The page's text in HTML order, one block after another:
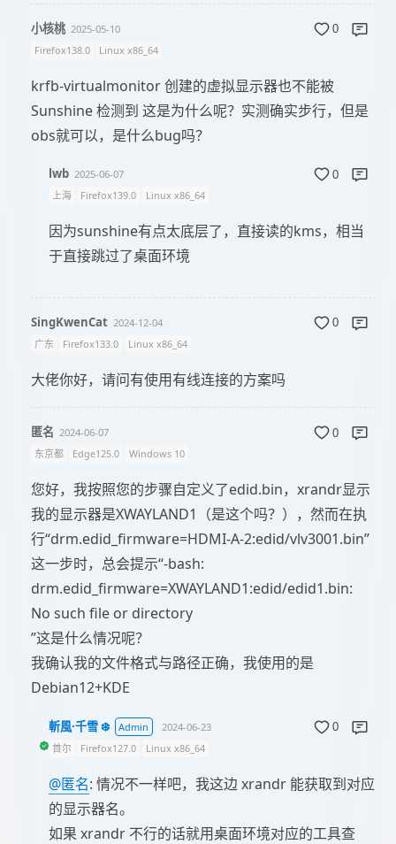
小核桃 2025-05-10
0
Firefox138.0
Linux x86_64
krfb-virtualmonitor 创建的虚拟显示器也不能被
Sunshine 检测到 这是为什么呢？实测确实步行，但是
obs就可以，是什么bug吗？
lwb 2025-06-07
0
上海
Firefox139.0 Linux x86_64
因为sunshine有点太底层了，直接读的kms，相当
于直接跳过了桌面环境
SingKwenCat 2024-12-04
0
广东
Firefox133.0 Linux x86_64
大佬你好，请问有使用有线连接的方案吗
匿名 2024-06-07
0
东京都
Edge125.0 Windows 10
您好，我按照您的步骤自定义了edid.bin，xrandr显示
我的显示器是XWAYLAND1（是这个吗？），然而在执
行“drm.edid_firmware=HDMI-A-2:edid/vlv3001.bin”
这一步时，总会提示“-bash:
drm.edid_firmware=XWAYLAND1:edid/edid1.bin:
No such file or directory
”这是什么情况呢？
我确认我的文件格式与路径正确，我使用的是
Debian12+KDE
斬風·千雪 ❄️ Admin 2024-06-23
0
首尔
Firefox127.0 Linux x86_64
@匿名: 情况不一样吧，我这边 xrandr 能获取到对应
的显示器名。
如果 xrandr 不行的话就用桌面环境对应的工具查